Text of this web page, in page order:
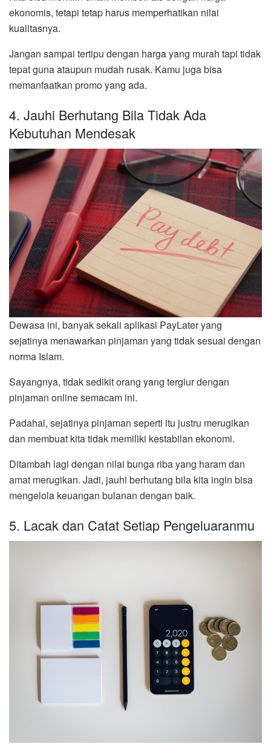
ekonomis, tetapi tetap harus memperhatikan nilai
kualitasnya.
Jangan sampai tertipu dengan harga yang murah tapi tidak
tepat guna ataupun mudah rusak. Kamu juga bisa
memanfaatkan promo yang ada.
4. Jauhi Berhutang Bila Tidak Ada
Kebutuhan Mendesak
Dewasa ini, banyak sekali aplikasi PayLater yang
sejatinya menawarkan pinjaman yang tidak sesuai dengan
norma Islam.
Sayangnya, tidak sedikit orang yang tergiur dengan
pinjaman online semacam ini.
Padahal, sejatinya pinjaman seperti itu justru merugikan
dan membuat kita tidak memiliki kestabilan ekonomi.
Ditambah lagi dengan nilai bunga riba yang haram dan
amat merugikan. Jadi, jauhi berhutang bila kita ingin bisa
mengelola keuangan bulanan dengan baik.
5. Lacak dan Catat Setiap Pengeluaranmu